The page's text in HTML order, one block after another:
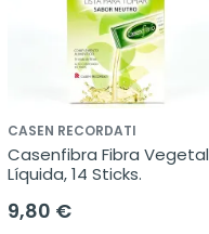
CASEN RECORDATI
Casenfibra Fibra Vegetal
Líquida, 14 Sticks.
9,80 €